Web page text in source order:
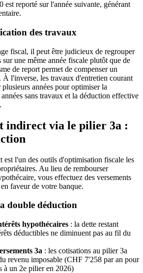
reporté sur l'année suivante, générant
des travaux
fiscal, il peut être judicieux de regrouper
une même année fiscale plutôt que de
de report permet de compenser un
À l'inverse, les travaux d'entretien courant
années pour optimiser la
sans travaux et la déduction effective
indirect via le pilier 3a :
est l'un des outils d'optimisation fiscale les
Au lieu de rembourser
vous effectuez des versements
en faveur de votre banque.
double déduction
hypothécaires : la dette restant
déductibles ne diminuent pas au fil du
3a : les cotisations au pilier 3a
revenu imposable (CHF 7'258 par an pour
à un 2e pilier en 2026)